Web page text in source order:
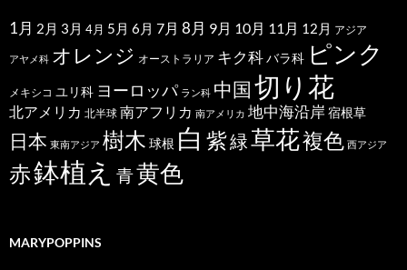
1月 2月 3月 4月 5月 6月 7月 8月 9月 10月 11月 12月 アジア
アヤメ科 オレンジ オーストラリア キク科バラ科 ピンク
メキシコ ユリ科 ヨーロッパ ラン科 中国切り花
北アメリカ 北半球 南アフリカ 南アメリカ 地中海沿岸 宿根草
日本 東南アジア 樹木 球根 白 紫緑草花複色 西アジア
赤鉢植え 青黄色
MARYPOPPINS